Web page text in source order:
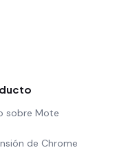
sobre Mote
de Chrome